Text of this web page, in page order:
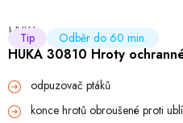
World Cleanup Day
Akční ceny
Půjčovna Kontaktuje nás
HUKA
HUKA 30810 Hroty
odpuzovač ptáků
konce hrotů obroušené proti
Tip Odběr do 60 min.